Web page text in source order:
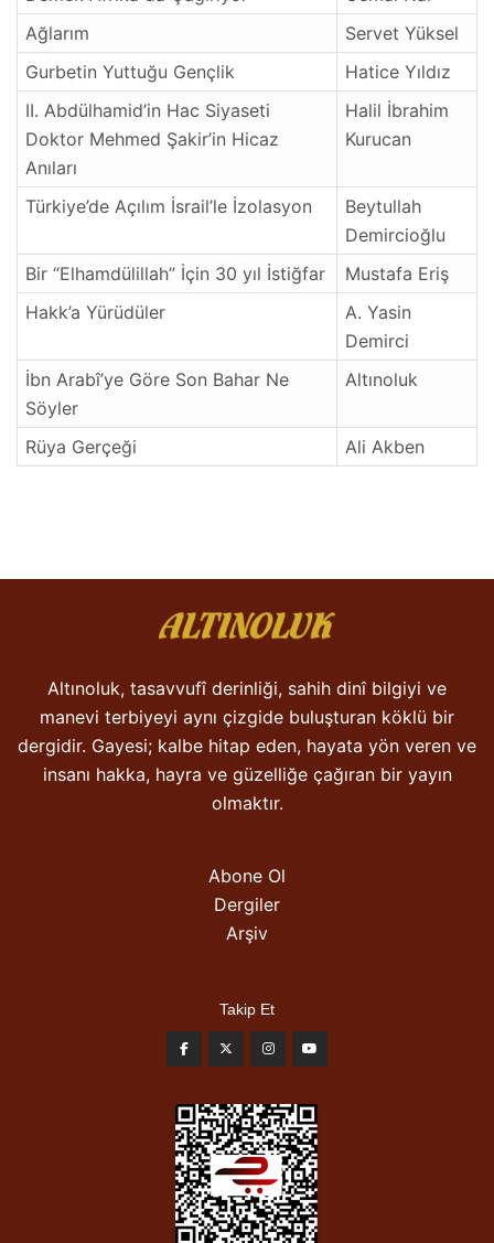
Ağlarım
Servet Yüksel
Gurbetin Yuttuğu Gençlik
Hatice Yıldız
II. Abdülhamid’in Hac Siyaseti
Doktor Mehmed Şakir’in Hicaz
Anıları
Halil İbrahim
Kurucan
Türkiye’de Açılım İsrail’le İzolasyon
Beytullah
Demircioğlu
Bir “Elhamdülillah” İçin 30 yıl İstiğfar
Mustafa Eriş
Hakk’a Yürüdüler
A. Yasin
Demirci
İbn Arabî’ye Göre Son Bahar Ne
Söyler
Altınoluk
Rüya Gerçeği Ali Akben
Altınoluk, tasavvufî derinliği, sahih dinî bilgiyi ve
manevi terbiyeyi aynı çizgide buluşturan köklü bir
dergidir. Gayesi; kalbe hitap eden, hayata yön veren ve
insanı hakka, hayra ve güzelliğe çağıran bir yayın
olmaktır.
Abone Ol
Dergiler
Arşiv
Takip Et